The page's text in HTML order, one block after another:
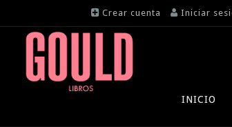
Crear cuenta Iniciar
INICIO